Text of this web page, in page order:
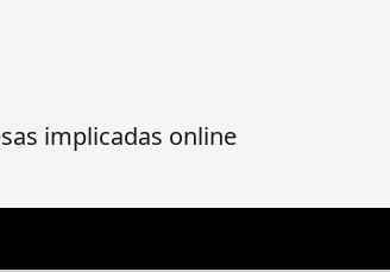
implicadas online